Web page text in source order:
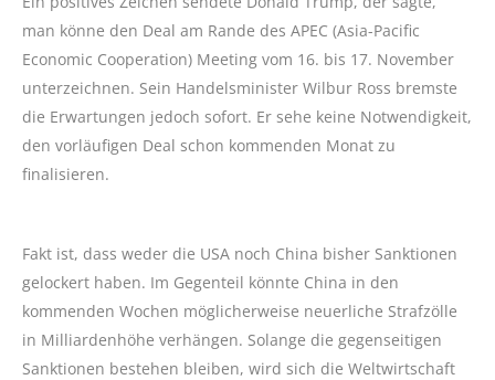
man könne den Deal am Rande des APEC (Asia-Pacific
Economic Cooperation) Meeting vom 16. bis 17. November
unterzeichnen. Sein Handelsminister Wilbur Ross bremste
die Erwartungen jedoch sofort. Er sehe keine Notwendigkeit,
den vorläufigen Deal schon kommenden Monat zu
finalisieren.
Fakt ist, dass weder die USA noch China bisher Sanktionen
gelockert haben. Im Gegenteil könnte China in den
kommenden Wochen möglicherweise neuerliche Strafzölle
in Milliardenhöhe verhängen. Solange die gegenseitigen
Sanktionen bestehen bleiben, wird sich die Weltwirtschaft